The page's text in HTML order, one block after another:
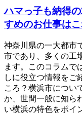
ハマっ子も納得
すめのお仕事はこ
神奈川県の一大都市
市であり、多くの工
ます。このコラムで
しに役立つ情報をご
ころ？横浜市につい
か、世間一般に知ら
い横浜の特色をポイ